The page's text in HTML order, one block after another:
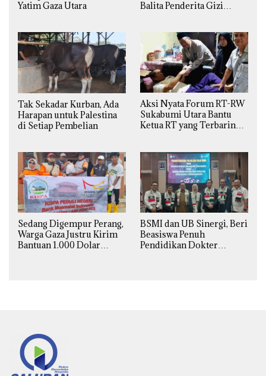
Yatim Gaza Utara
Balita Penderita Gizi
Tak Sekadar Kurban, Ada
Harapan untuk Palestina
di Setiap Pembelian
Aksi Nyata Forum RT-RW
Sukabumi Utara Bantu
Ketua RT yang Terbaring
Sedang Digempur Perang,
Warga Gaza Justru Kirim
Bantuan 1.000 Dolar
BSMI dan UB Sinergi, Beri
Beasiswa Penuh
Pendidikan Dokter